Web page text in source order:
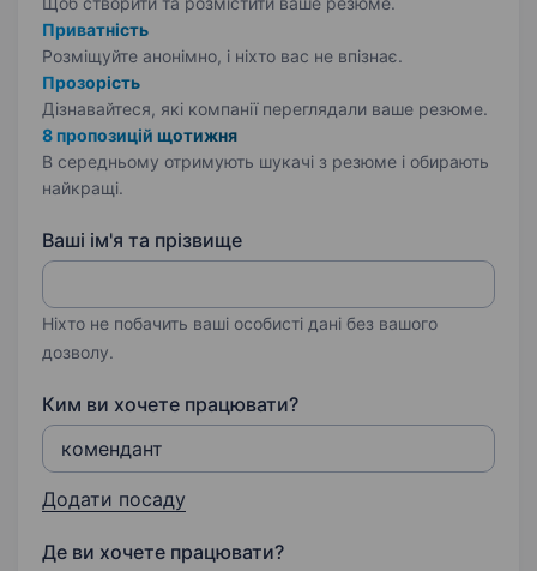
Приватність
Розміщуйте анонімно, і ніхто вас не впізнає.
Прозорість
Дізнавайтеся, які компанії переглядали ваше резюме.
8 пропозицій щотижня
В середньому отримують шукачі з резюме і обирають
найкращі.
Ваші ім'я та прізвище
Ніхто не побачить ваші особисті дані без вашого
дозволу.
Ким ви хочете працювати?
Додати посаду
Де ви хочете працювати?